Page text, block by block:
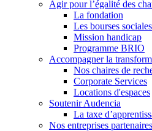
Agir pour l’égalité des
La fondation
Les bourses sociales
Mission handicap
Programme BRIO
Accompagner la
Nos chaires de
Corporate Services
Locations d'espaces
Soutenir Audencia
La taxe
Nos entreprises partenaires